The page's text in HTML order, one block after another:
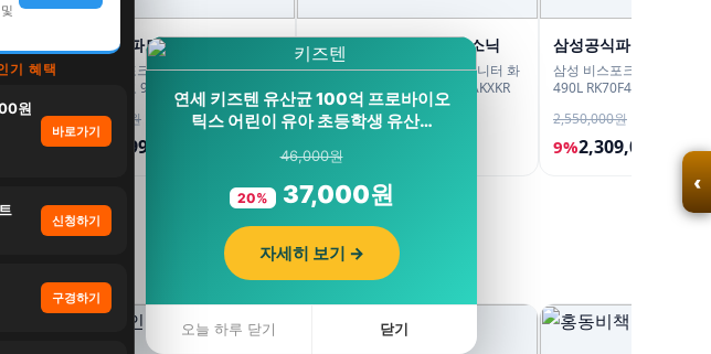
‹
도어
삼성공식파트너 현성전자
삼성 비스포크 RS84DB5002CW 양
문형 냉장고 900리터급 852L
1,739,999원
25%1,299,000원
삼성전자공식파트너 큐소닉
삼성전자 32인치 S7 UHD 모니터 화
이트 S32D701 LS32D701EAKXKR
450,000원
20%
삼성공식파트너 문성
삼성 비스포크 AI 김치냉
490L RK70F49M2DD 에
2,550,000원
9%2,309,000원
기 혜택
원
바로가기
신청하기
구경하기
연세 키즈텐 유산균 100억 프로바이오
틱스 어린이 유아 초등학생 유산…
46,000원
20% 37,000원
자세히 보기 →
오늘 하루 닫기 닫기